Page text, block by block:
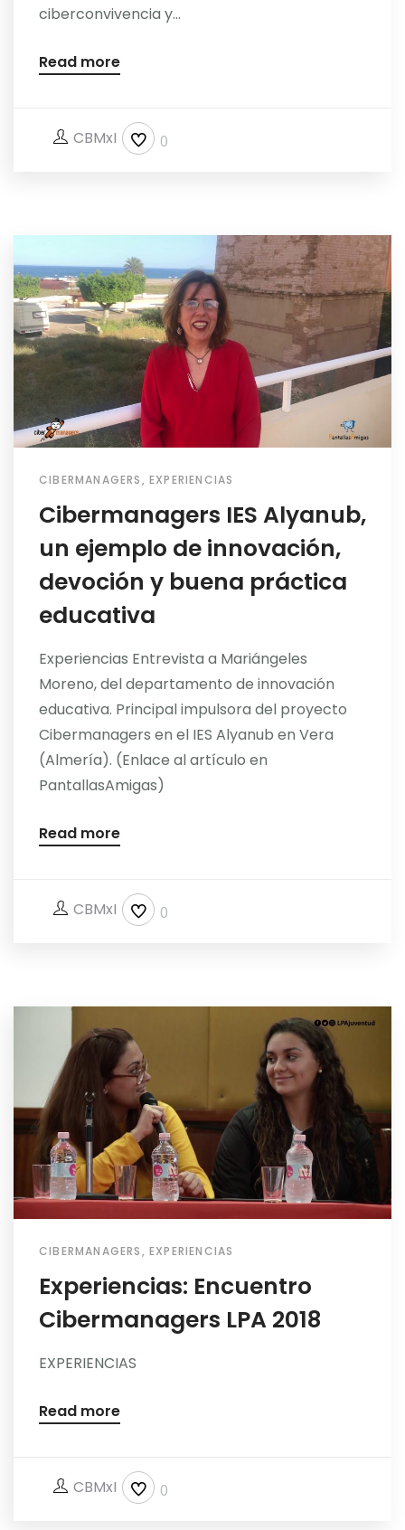
ciberconvivencia y...
Read more
CBMxI 0
CIBERMANAGERS,EXPERIENCIAS
Cibermanagers IES Alyanub,
un ejemplo de innovación,
devoción y buena práctica
educativa
Experiencias Entrevista a Mariángeles
Moreno, del departamento de innovación
educativa. Principal impulsora del proyecto
Cibermanagers en el IES Alyanub en Vera
(Almería). (Enlace al artículo en
PantallasAmigas)
Read more
CBMxI 0
CIBERMANAGERS,EXPERIENCIAS
Experiencias: Encuentro
Cibermanagers LPA 2018
EXPERIENCIAS
Read more
CBMxI 0